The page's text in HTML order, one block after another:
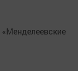
«Менделеевские